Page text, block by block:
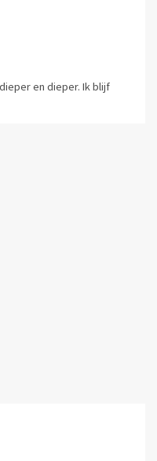
en dieper. Ik blijf